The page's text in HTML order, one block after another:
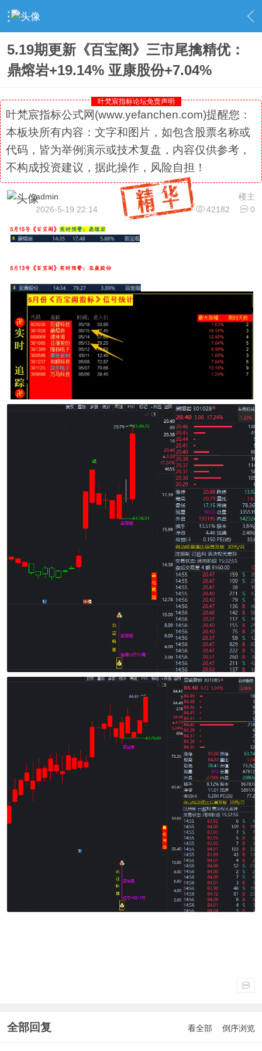
› 社区精选 › 专栏更新 › 内容
5.19期更新《百宝阁》三市尾擒精优：
鼎熔岩+19.14% 亚康股份+7.04%
叶梵宸指标论坛免责声明
叶梵宸指标公式网(www.yefanchen.com)提醒您：
本板块所有内容：文字和图片，如包含股票名称或
代码，皆为举例演示或技术复盘，内容仅供参考，
不构成投资建议，据此操作，风险自担！
楼主
admin
42182
0
2026-5-19 22:14
全部回复 看全部 倒序浏览